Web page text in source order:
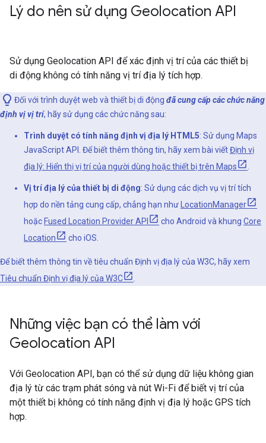
Lý do nên sử dụng Geolocation API
Sử dụng Geolocation API để xác định vị trí của các thiết bị
di động không có tính năng vị trí địa lý tích hợp.
Đối với trình duyệt web và thiết bị di động đã cung cấp các chức năng
định vị vị trí, hãy sử dụng các chức năng sau:
Trình duyệt có tính năng định vị địa lý HTML5: Sử dụng Maps
JavaScript API. Để biết thêm thông tin, hãy xem bài viếtĐịnh vị
địa lý: Hiển thị vị trí của người dùng hoặc thiết bị trên Maps
.
Vị trí địa lý của thiết bị di động: Sử dụng các dịch vụ vị trí tích
hợp do nền tảng cung cấp, chẳng hạn như LocationManager
hoặc Fused Location Provider API cho Android và khung Core
Location
cho iOS.
Để biết thêm thông tin về tiêu chuẩn Định vị địa lý của W3C, hãy xem
Tiêu chuẩn Định vị địa lý của W3C
.
Những việc bạn có thể làm với
Geolocation API
Với Geolocation API, bạn có thể sử dụng dữ liệu không gian
địa lý từ các trạm phát sóng và nút Wi-Fi để biết vị trí của
một thiết bị không có tính năng định vị địa lý hoặc GPS tích
hợp.